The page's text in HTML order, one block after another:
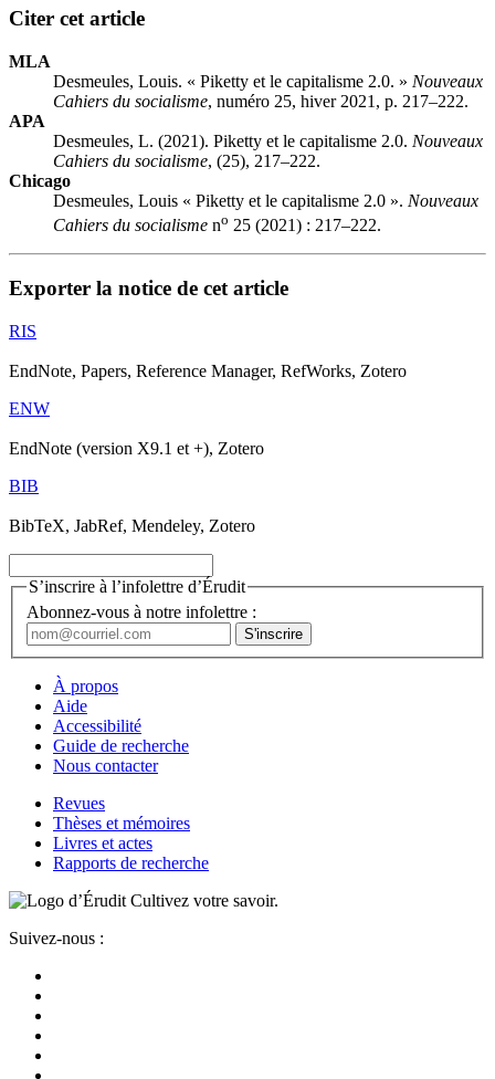
Citer cet article
MLA
Desmeules, Louis. « Piketty et le capitalisme 2.0. » Nouveaux
Cahiers du socialisme, numéro 25, hiver 2021, p. 217–222.
APA
Desmeules, L. (2021). Piketty et le capitalisme 2.0. Nouveaux
Cahiers du socialisme, (25), 217–222.
Chicago
Desmeules, Louis « Piketty et le capitalisme 2.0 ». Nouveaux
Cahiers du socialisme no 25 (2021) : 217–222.
Exporter la notice de cet article
RIS
EndNote, Papers, Reference Manager, RefWorks, Zotero
ENW
EndNote (version X9.1 et +), Zotero
BIB
BibTeX, JabRef, Mendeley, Zotero
S’inscrire à l’infolettre d’Érudit
Abonnez-vous à notre infolettre :
À propos
Aide
Accessibilité
Guide de recherche
Nous contacter
Revues
Thèses et mémoires
Livres et actes
Rapports de recherche
Cultivez votre savoir.
Suivez-nous :